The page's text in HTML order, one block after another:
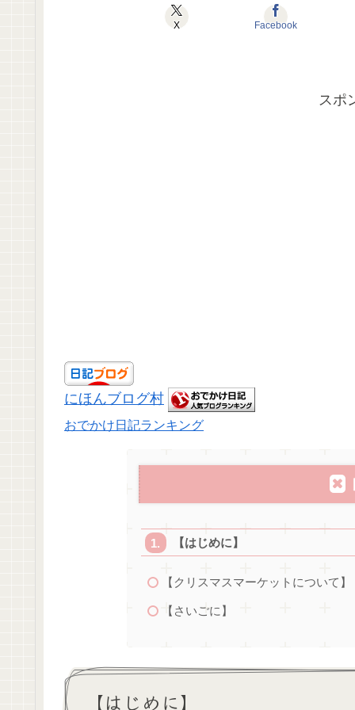
X Facebook
スポ
にほんブログ村
おでかけ日記ランキング
【はじめに】
【クリスマスマーケットについて】
【さいごに】
【はじめに】